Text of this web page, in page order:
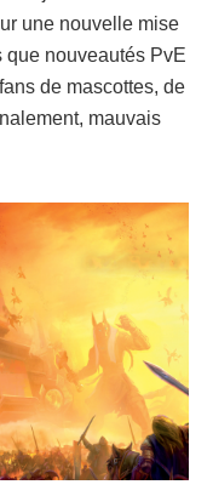
une nouvelle mise
nouveautés PvE
de mascottes, de
mauvais